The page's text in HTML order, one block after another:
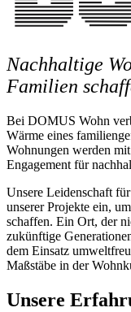
Nachhaltige
Familien
Bei DOMUS Wohn
Wärme eines
Wohnungen werden
Engagement für
Unsere Leidenschaft
unserer Projekte ein,
schaffen. Ein Ort, der
zukünftige
dem Einsatz
Maßstäbe in der
Unsere